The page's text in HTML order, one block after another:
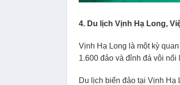
4. Du lịch Vịnh Hạ Long,
Vịnh Hạ Long là một kỳ
1.600 đảo và đỉnh đá vôi
Du lịch biển đảo tại Vịnh Hạ